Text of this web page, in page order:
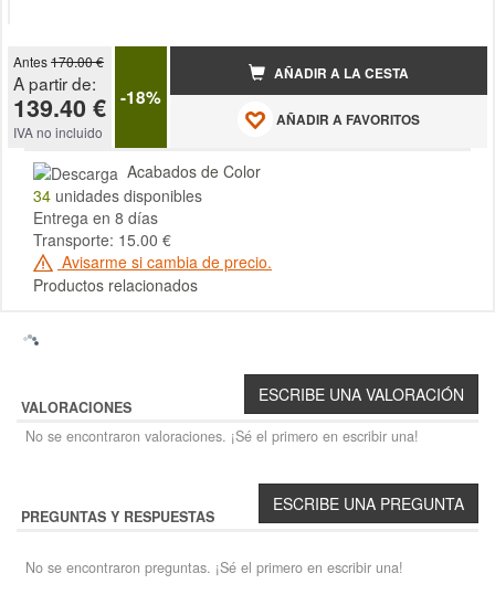
Antes170.00 €
A partir de:
139.40 €
IVA no incluido
-18%
AÑADIR A LA CESTA
AÑADIR A FAVORITOS
Acabados de Color
34 unidades disponibles
Entrega en 8 días
Transporte: 15.00 €
Avisarme si cambia de precio.
Productos relacionados
VALORACIONES
No se encontraron valoraciones. ¡Sé el primero en escribir una!
PREGUNTAS Y RESPUESTAS
No se encontraron preguntas. ¡Sé el primero en escribir una!